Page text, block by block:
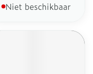
Niet beschikbaar